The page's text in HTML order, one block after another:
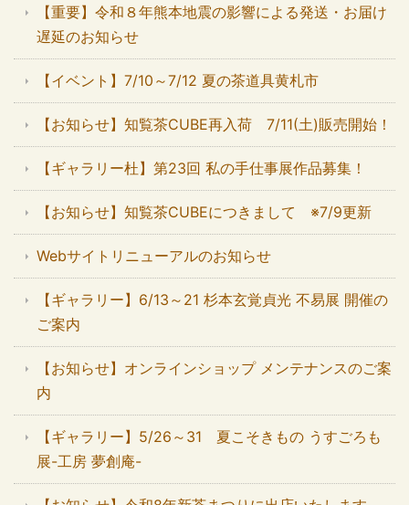
【重要】令和８年熊本地震の影響による発送・お届け
遅延のお知らせ
【イベント】7/10～7/12 夏の茶道具黄札市
【お知らせ】知覧茶CUBE再入荷 7/11(土)販売開始！
【ギャラリー杜】第23回 私の手仕事展作品募集！
【お知らせ】知覧茶CUBEにつきまして ※7/9更新
Webサイトリニューアルのお知らせ
【ギャラリー】6/13～21 杉本玄覚貞光 不易展 開催の
ご案内
【お知らせ】オンラインショップ メンテナンスのご案
内
【ギャラリー】5/26～31 夏こそきもの うすごろも
展-工房 夢創庵-